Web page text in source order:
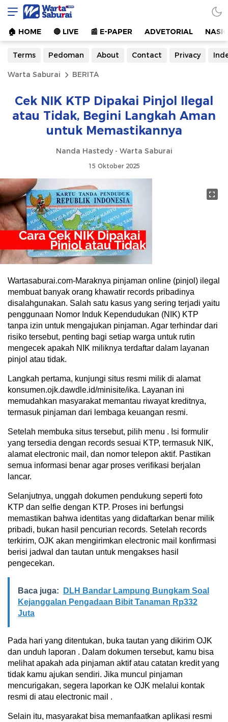
Warta Saburai
Sumber Informasi Terkini
🏠︎ HOME 🔴 LIVE 📰 E-PAPER ADVETORIAL
Terms Pedoman About Contact Privacy
Warta Saburai BERITA
Cek NIK KTP Dipakai Pinjol Ilegal
atau Tidak, Begini Langkah Aman
untuk Memastikannya
Nanda Hastedy - Warta Saburai
15 Oktober 2025
Wartasaburai.com-Maraknya pinjaman online (pinjol) ilegal
membuat banyak orang khawatir records pribadinya
disalahgunakan. Salah satu kasus yang sering terjadi yaitu
penggunaan Nomor Induk Kependudukan (NIK) KTP
tanpa izin untuk mengajukan pinjaman. Agar terhindar dari
risiko tersebut, penting bagi setiap warga untuk rutin
mengecek apakah NIK miliknya terdaftar dalam layanan
pinjol atau tidak.
Langkah pertama, kunjungi situs resmi milik di alamat
konsumen.ojk.dawdle.id/minisite/ika. Layanan ini
memudahkan masyarakat memantau riwayat kreditnya,
termasuk pinjaman dari lembaga keuangan resmi.
Setelah membuka situs tersebut, pilih menu . Isi formulir
yang tersedia dengan records sesuai KTP, termasuk NIK,
alamat electronic mail, dan nomor telepon aktif. Pastikan
semua informasi benar agar proses verifikasi berjalan
lancar.
Selanjutnya, unggah dokumen pendukung seperti foto
KTP dan selfie dengan KTP. Proses ini berfungsi
memastikan bahwa identitas yang didaftarkan benar milik
pribadi, bukan hasil pencurian records. Setelah records
terkirim, OJK akan mengirimkan electronic mail konfirmasi
berisi jadwal dan tautan untuk mengakses hasil
pengecekan.
Baca juga:
DLH Bandar Lampung Bungkam Soal
Kejanggalan Pengadaan Bibit Tanaman Rp332
Juta
Pada hari yang ditentukan, buka tautan yang dikirim OJK
dan unduh laporan . Dalam dokumen tersebut, kamu bisa
melihat apakah ada pinjaman aktif atau catatan kredit yang
tidak kamu ajukan sendiri. Jika muncul pinjaman
mencurigakan, segera laporkan ke OJK melalui kontak
resmi di atau electronic mail .
Selain itu, masyarakat bisa memanfaatkan aplikasi resmi